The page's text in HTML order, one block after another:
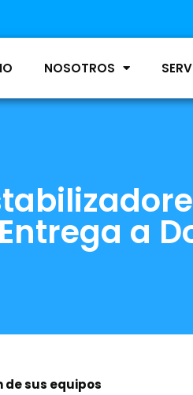
NOSOTROS
Entrega a
sus equipos